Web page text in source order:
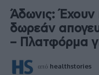
Άδωνις: Έχουν
δωρεάν
– Πλατφόρμα
από healthstories